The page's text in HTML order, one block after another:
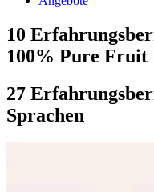
10
100% Pure Fruit
27
Sprachen